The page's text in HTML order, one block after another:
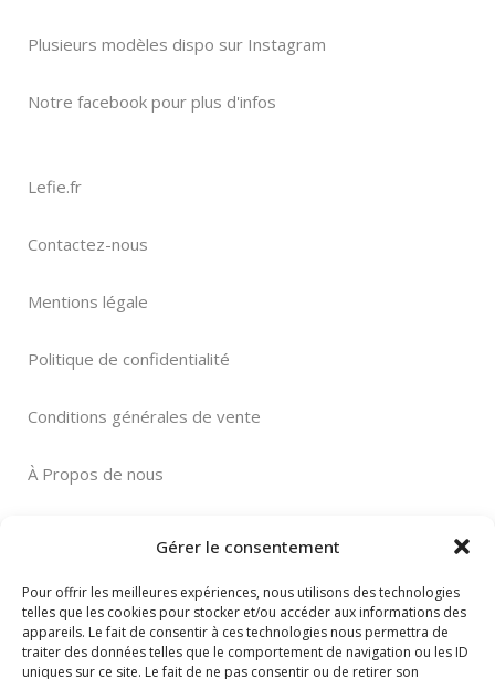
Gérer le consentement
Pour offrir les meilleures expériences, nous utilisons des technologies
telles que les cookies pour stocker et/ou accéder aux informations des
appareils. Le fait de consentir à ces technologies nous permettra de
traiter des données telles que le comportement de navigation ou les ID
uniques sur ce site. Le fait de ne pas consentir ou de retirer son
Plusieurs modèles dispo sur Instagram
Notre facebook pour plus d'infos
Lefie.fr
Contactez-nous
Mentions légale
Politique de confidentialité
Conditions générales de vente
À Propos de nous
Paiement sécurisé